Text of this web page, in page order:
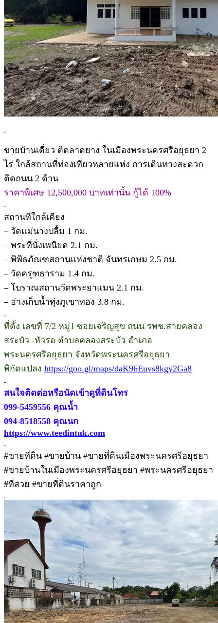
.
ขายบ้านเดี่ยว ติดลาดยาง ในเมืองพระนครศรีอยุธยา 2
ไร่ ใกล้สถานที่ท่องเที่ยวหลายแห่ง การเดินทางสะดวก
ติดถนน 2 ด้าน
ราคาพิเศษ 12,500,000 บาทเท่านั้น กู้ได้ 100%
.
สถานที่ใกล้เคียง
– วัดแม่นางปลื้ม 1 กม.
– พระที่นั่งเพนียด 2.1 กม.
– พิพิธภัณฑสถานแห่งชาติ จันทรเกษม 2.5 กม.
– วัดครุฑธาราม 1.4 กม.
– โบราณสถานวัดพระยาแมน 2.1 กม.
– อ่างเก็บน้ำทุ่งภูเขาทอง 3.8 กม.
.
ที่ตั้ง เลขที่ 7/2 หมู่1 ซอยเจริญสุข ถนน รพช.สายคลอง
สระบัว -หัวรอ ตำบลคลองสระบัว อำเภอ
พระนครศรีอยุธยา จังหวัดพระนครศรีอยุธยา
พิกัดแปลง https://goo.gl/maps/daK96Euvs8kgy2Ga8
.
สนใจติดต่อหรือนัดเข้าดูที่ดินโทร
099-5459556 คุณน้ำ
094-8518558 คุณนก
https://www.teedintuk.com
.
#ขายที่ดิน #ขายบ้าน #ขายที่ดินเมืองพระนครศรีอยุธยา
#ขายบ้านในเมืองพระนครศรีอยุธยา #พระนครศรีอยุธยา
#ที่สวย #ขายที่ดินราคาถูก
.